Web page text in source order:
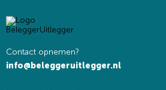
Contact opnemen?
info@beleggeruitlegger.nl